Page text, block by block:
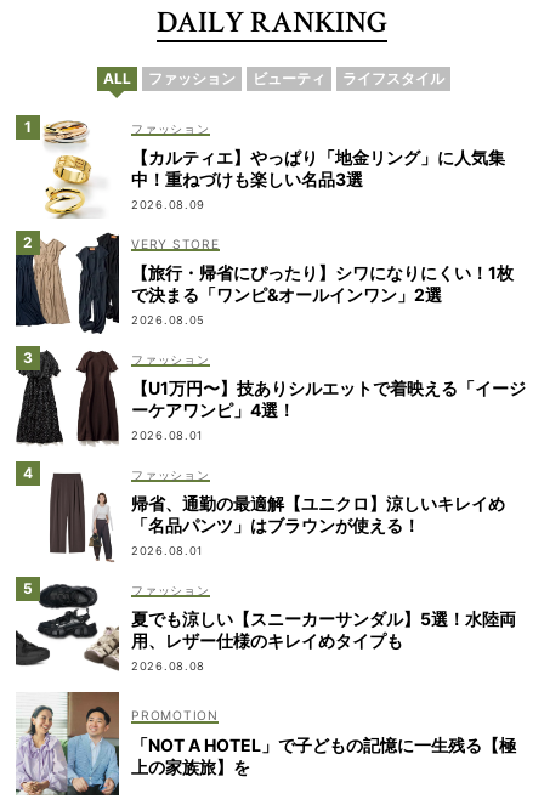
DAILY RANKING
ALL ファッション ビューティ ライフスタイル
ファッション
【カルティエ】やっぱり「地金リング」に人気集
中！重ねづけも楽しい名品3選
2026.08.09
VERY STORE
【旅行・帰省にぴったり】シワになりにくい！1枚
で決まる「ワンピ&オールインワン」2選
2026.08.05
ファッション
【U1万円〜】技ありシルエットで着映える「イージ
ーケアワンピ」4選！
2026.08.01
ファッション
帰省、通勤の最適解【ユニクロ】涼しいキレイめ
「名品パンツ」はブラウンが使える！
2026.08.01
ファッション
夏でも涼しい【スニーカーサンダル】5選！水陸両
用、レザー仕様のキレイめタイプも
2026.08.08
「NOT A HOTEL」で子どもの記憶に一生残る【極
上の家族旅】を